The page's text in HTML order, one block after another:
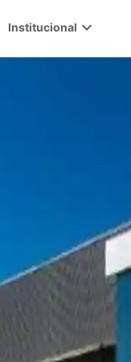
Institucional expand_more